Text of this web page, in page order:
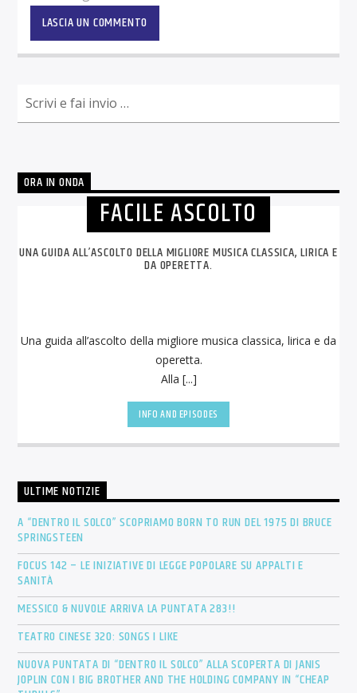
ORA IN ONDA
FACILE ASCOLTO
UNA GUIDA ALL’ASCOLTO DELLA MIGLIORE MUSICA CLASSICA, LIRICA E
DA OPERETTA.
Una guida all’ascolto della migliore musica classica, lirica e da
operetta.
Alla [...]
INFO AND EPISODES
ULTIME NOTIZIE
A “DENTRO IL SOLCO” SCOPRIAMO BORN TO RUN DEL 1975 DI BRUCE
SPRINGSTEEN
FOCUS 142 – LE INIZIATIVE DI LEGGE POPOLARE SU APPALTI E
SANITÀ
MESSICO & NUVOLE ARRIVA LA PUNTATA 283!!
TEATRO CINESE 320: SONGS I LIKE
NUOVA PUNTATA DI “DENTRO IL SOLCO” ALLA SCOPERTA DI JANIS
JOPLIN CON I BIG BROTHER AND THE HOLDING COMPANY IN “CHEAP